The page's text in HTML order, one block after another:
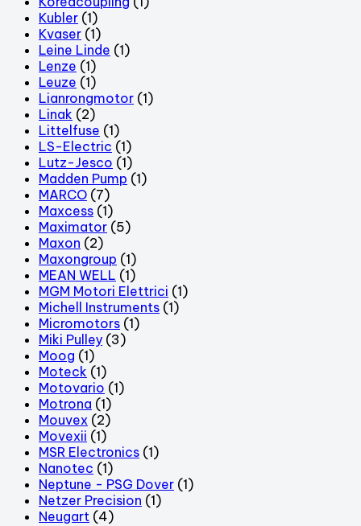
Kubler (1)
Kvaser (1)
Leine Linde (1)
Lenze (1)
Leuze (1)
Lianrongmotor (1)
Linak (2)
Littelfuse (1)
LS-Electric (1)
Lutz-Jesco (1)
Madden Pump (1)
MARCO (7)
Maxcess (1)
Maximator (5)
Maxon (2)
Maxongroup (1)
MEAN WELL (1)
MGM Motori Elettrici (1)
Michell Instruments (1)
Micromotors (1)
Miki Pulley (3)
Moog (1)
Moteck (1)
Motovario (1)
Motrona (1)
Mouvex (2)
Movexii (1)
MSR Electronics (1)
Nanotec (1)
Neptune - PSG Dover (1)
Netzer Precision (1)
Neugart (4)